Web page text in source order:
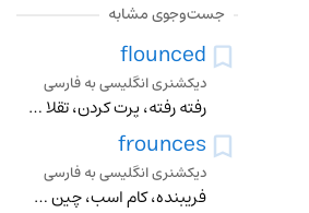
جست‌وجوی مشابه
flounced
دیکشنری انگلیسی به فارسی
رفته رفته، پرت کردن، تقلا کردن، چین دار کردن حاشیه لباس
frounces
دیکشنری انگلیسی به فارسی
فریبنده، کام اسب، چین خوردن